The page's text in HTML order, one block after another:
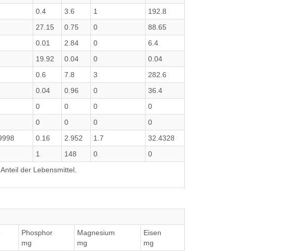
0.4 3.6 1
192.8
27.15 0.75 0
88.65
0.01 2.84 0
6.4
19.92 0.04 0
0.04
0.6 7.8 3
282.6
0.04 0.96 0
36.4
0 0 0
0
0 0 0
0
0.16 2.952 1.7
32.4328
1 148 0
0
der Lebensmittel.
Phosphor
mg
Magnesium
mg
Eisen
mg